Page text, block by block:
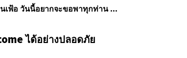
เฟ้อ วันนี้อยากจะขอพาทุกท่าน ...
ได้อย่างปลอดภัย